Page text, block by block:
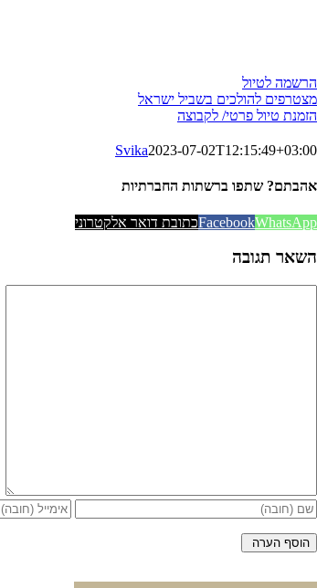
הרשמה לטיול
מצטרפים להולכים בשביל ישראל
הזמנת טיול פרטי/ לקבוצה
Svika2023-07-02T12:15:49+03:00
אהבתם? שתפו ברשתות החברתיות
FacebookWhatsApp כתובת דואר אלקטרוני
השאר תגובה